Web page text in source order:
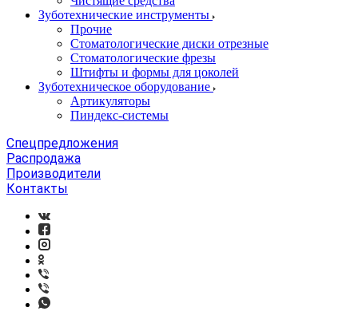
Зуботехнические инструменты
Прочие
Стоматологические диски отрезные
Стоматологические фрезы
Штифты и формы для цоколей
Зуботехническое оборудование
Артикуляторы
Пиндекс-системы
Спецпредложения
Распродажа
Производители
Контакты